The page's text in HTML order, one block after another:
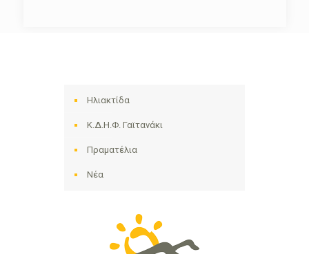
Ηλιακτίδα
Κ.Δ.Η.Φ. Γαϊτανάκι
Πραματέλια
Νέα